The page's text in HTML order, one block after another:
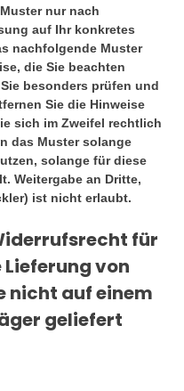
nur nach
auf Ihr konkretes
nachfolgende Muster
die Sie beachten
besonders prüfen und
Sie die Hinweise
sich im Zweifel rechtlich
das Muster solange
solange für diese
Weitergabe an Dritte,
ist nicht erlaubt.
für
von
nicht auf einem
geliefert